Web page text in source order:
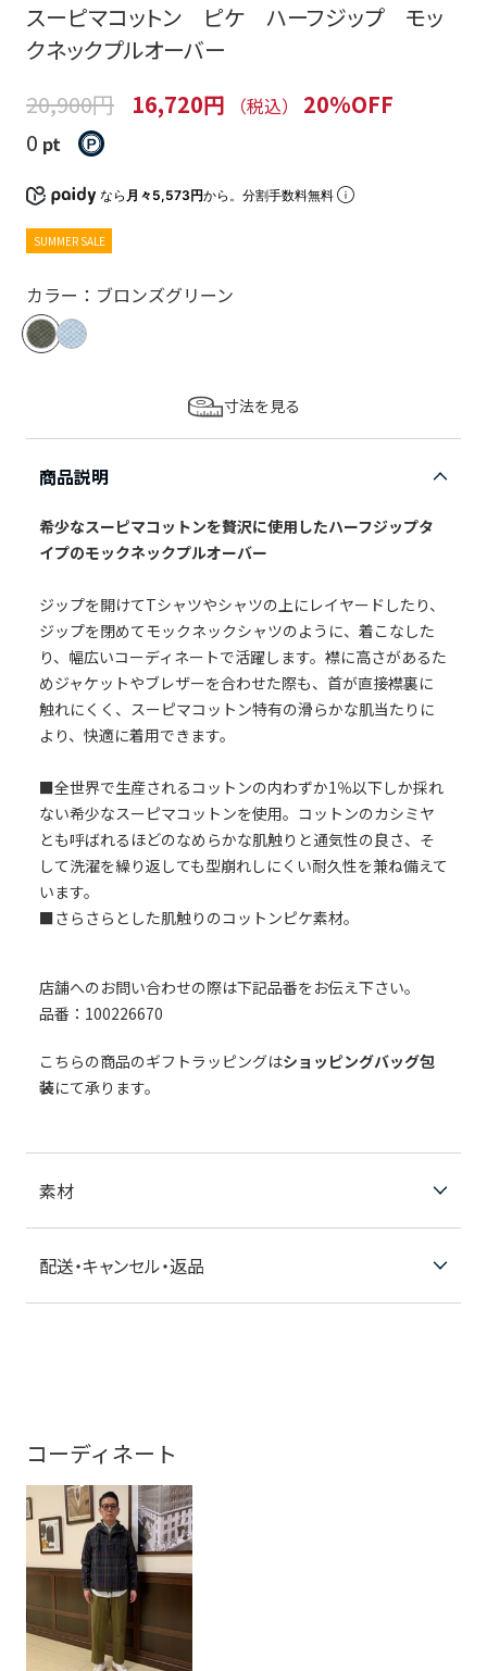
スーピマコットン ピケ ハーフジップ モッ
クネックプルオーバー
20,900円
16,720円 （税込）
20%OFF
0 pt
なら 月々5,573円から。分割手数料無料
SUMMER SALE
カラー：ブロンズグリーン
寸法を見る
商品説明
希少なスーピマコットンを贅沢に使用したハーフジップタ
イプのモックネックプルオーバー
ジップを開けてTシャツやシャツの上にレイヤードしたり、
ジップを閉めてモックネックシャツのように、着こなした
り、幅広いコーディネートで活躍します。襟に高さがあるた
めジャケットやブレザーを合わせた際も、首が直接襟裏に
触れにくく、スーピマコットン特有の滑らかな肌当たりに
より、快適に着用できます。
■全世界で生産されるコットンの内わずか1％以下しか採れ
ない希少なスーピマコットンを使用。コットンのカシミヤ
とも呼ばれるほどのなめらかな肌触りと通気性の良さ、そ
して洗濯を繰り返しても型崩れしにくい耐久性を兼ね備えて
います。
■さらさらとした肌触りのコットンピケ素材。
店舗へのお問い合わせの際は下記品番をお伝え下さい。
品番：100226670
こちらの商品のギフトラッピングはショッピングバッグ包
装にて承ります。
素材
配送・キャンセル・返品
コーディネート